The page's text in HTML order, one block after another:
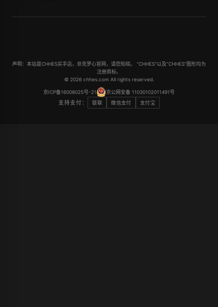
声明：本站是CHHES买手店，非克罗心官网，请您知晓。 "CHHES"以及“CHHES”图形均为
注册商标。
© 2026 chhes.com All rights reserved.
京ICP备16008025号-21 京公网安备 11030102011491号
支持支付： 银联 微信支付 支付宝